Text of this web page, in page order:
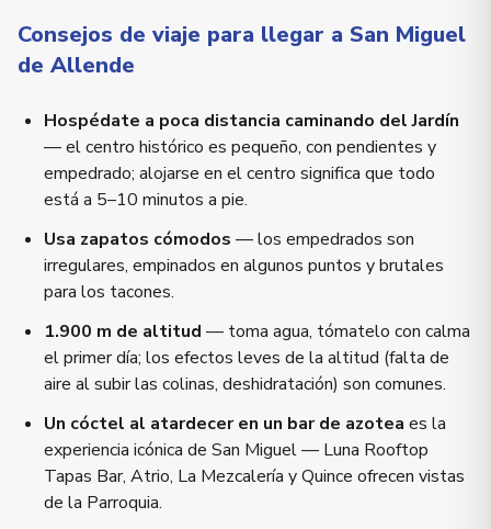
Consejos de viaje para llegar a San Miguel
de Allende
Hospédate a poca distancia caminando del Jardín
— el centro histórico es pequeño, con pendientes y
empedrado; alojarse en el centro significa que todo
está a 5–10 minutos a pie.
Usa zapatos cómodos — los empedrados son
irregulares, empinados en algunos puntos y brutales
para los tacones.
1.900 m de altitud — toma agua, tómatelo con calma
el primer día; los efectos leves de la altitud (falta de
aire al subir las colinas, deshidratación) son comunes.
Un cóctel al atardecer en un bar de azotea es la
experiencia icónica de San Miguel — Luna Rooftop
Tapas Bar, Atrio, La Mezcalería y Quince ofrecen vistas
de la Parroquia.